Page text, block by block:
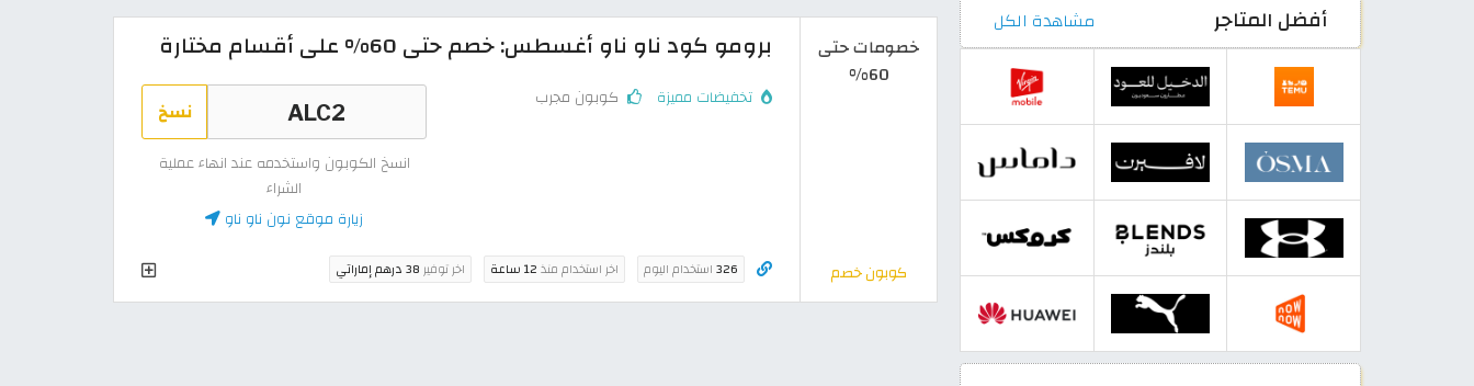
خصومات حتى
60%
كوبون خصم
برومو كود ناو ناو أغسطس: خصم حتى 60% على أقسام مختارة
تخفيضات مميزة كوبون مجرب نسخ
انسخ الكوبون واستخدمه عند انهاء عملية
الشراء
زيارة موقع نون ناو ناو
326استخدام اليوم اخر استخدام منذ12 ساعة اخر توفير38 درهم إماراتي
أفضل المتاجر مشاهدة الكل